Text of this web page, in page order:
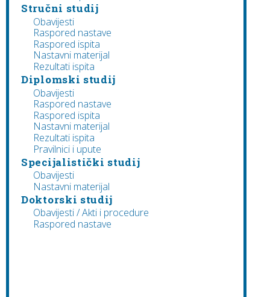
Stručni studij
Obavijesti
Raspored nastave
Raspored ispita
Nastavni materijal
Rezultati ispita
Diplomski studij
Obavijesti
Raspored nastave
Raspored ispita
Nastavni materijal
Rezultati ispita
Pravilnici i upute
Specijalistički studij
Obavijesti
Nastavni materijal
Doktorski studij
Obavijesti / Akti i procedure
Raspored nastave